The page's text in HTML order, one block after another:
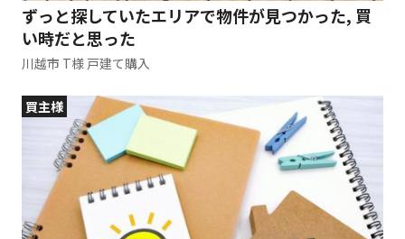
ずっと探していたエリアで物件が見つかった, 買
い時だと思った
川越市 T様 戸建て購入
買主様